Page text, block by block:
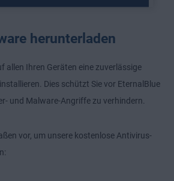
herunterladen
allen Ihren Geräten eine zuverlässige
Dies schützt Sie vor EternalBlue
und Malware-Angriffe zu verhindern.
vor, um unsere kostenlose Antivirus-